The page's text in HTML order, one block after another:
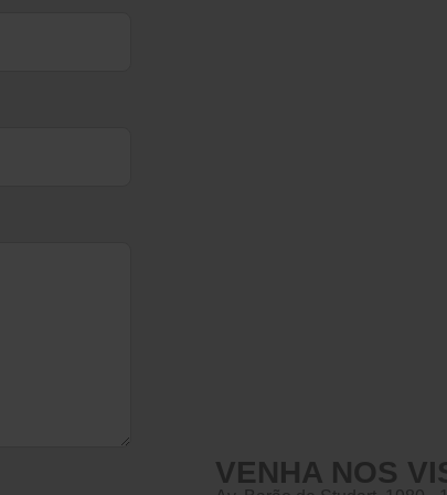
VENHA NOS